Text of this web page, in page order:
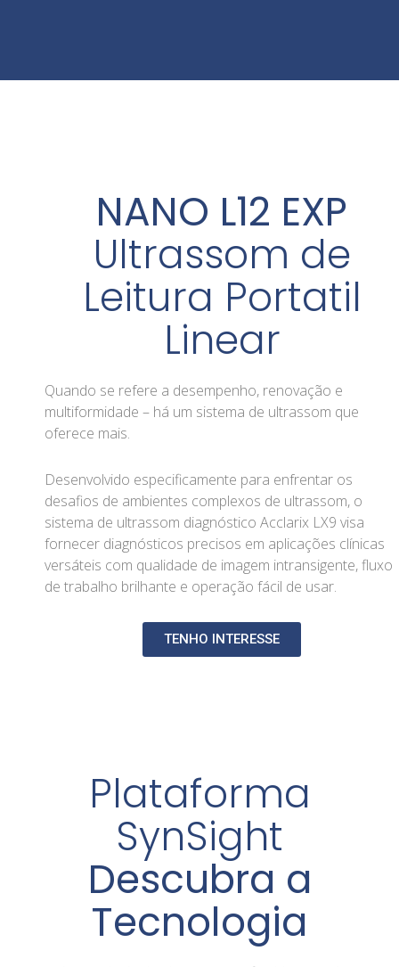
NANO L12 EXP
Ultrassom de
Leitura Portatil
Linear
Quando se refere a desempenho, renovação e
multiformidade – há um sistema de ultrassom que
oferece mais.
Desenvolvido especificamente para enfrentar os
desafios de ambientes complexos de ultrassom, o
sistema de ultrassom diagnóstico Acclarix LX9 visa
fornecer diagnósticos precisos em aplicações clínicas
versáteis com qualidade de imagem intransigente, fluxo
de trabalho brilhante e operação fácil de usar.
TENHO INTERESSE
Plataforma
SynSight
Descubra a
Tecnologia